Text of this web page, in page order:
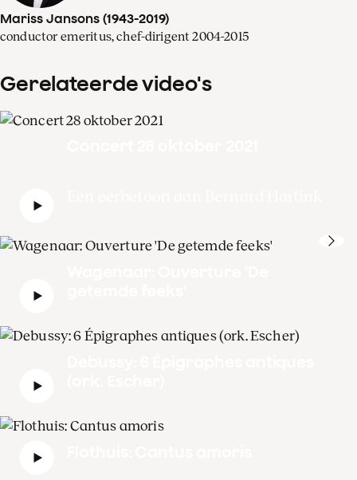
Mariss Jansons (1943-2019)
conductor emeritus, chef-dirigent 2004-2015
Gerelateerde video's